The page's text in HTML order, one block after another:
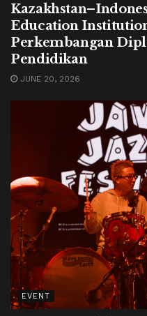
Education
Perkembangan
Pendidikan
JUNE 20, 2026
EVENT